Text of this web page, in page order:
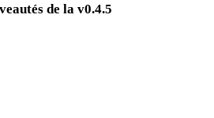
de la v0.4.5